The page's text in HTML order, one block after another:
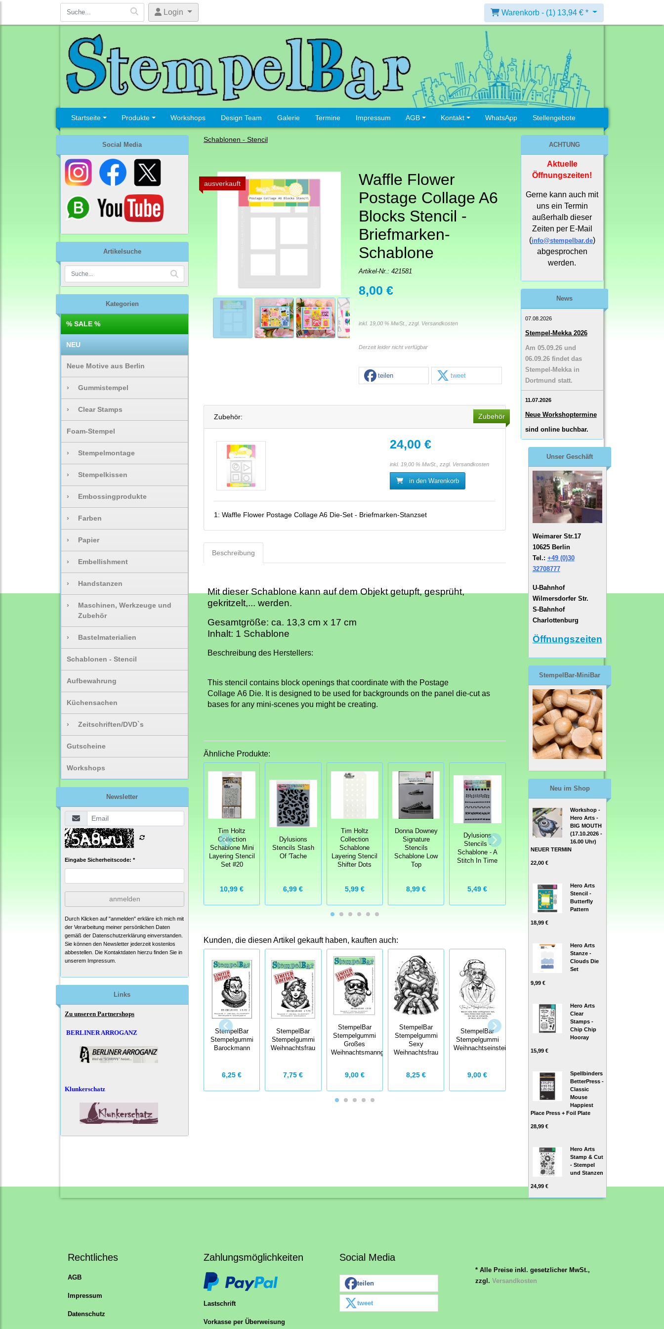
Login Warenkorb - (1) 13,94 € *
Startseite Produkte Workshops Design Team Galerie Termine Impressum AGB Kontakt WhatsApp Stellengebote
Social Media
Artikelsuche
Kategorien
% SALE %
NEU
Neue Motive aus Berlin
› Gummistempel
› Clear Stamps
Foam-Stempel
› Stempelmontage
› Stempelkissen
› Embossingprodukte
› Farben
› Papier
› Embellishment
› Handstanzen
›
Maschinen, Werkzeuge und
Zubehör
› Bastelmaterialien
Schablonen - Stencil
Aufbewahrung
Küchensachen
› Zeitschriften/DVD`s
Gutscheine
Workshops
Newsletter
Eingabe Sicherheitscode: *
anmelden
Durch Klicken auf "anmelden" erkläre ich mich mit
der Verarbeitung meiner persönlichen Daten
gemäß der Datenschutzerklärung einverstanden.
Sie können den Newsletter jederzeit kostenlos
abbestellen. Die Kontaktdaten hierzu finden Sie in
unserem Impressum.
Links
Zu unseren Partnershops
BERLINER ARROGANZ
Klunkerschatz
Schablonen - Stencil
ausverkauft
Waffle Flower
Postage Collage A6
Blocks Stencil -
Briefmarken-
Schablone
Artikel-Nr.: 421581
8,00 €
inkl. 19,00 % MwSt., zzgl. Versandkosten
Derzeit leider nicht verfügbar
teilen tweet
Zubehör: Zubehör
24,00 €
inkl. 19,00 % MwSt., zzgl. Versandkosten
in den Warenkorb
1: Waffle Flower Postage Collage A6 Die-Set - Briefmarken-Stanzset
Beschreibung
Mit dieser Schablone kann auf dem Objekt getupft, gesprüht,
gekritzelt,... werden.
Gesamtgröße: ca. 13,3 cm x 17 cm
Inhalt: 1 Schablone
Beschreibung des Herstellers:
This stencil contains block openings that coordinate with the Postage
Collage A6 Die. It is designed to be used for backgrounds on the panel die-cut as
bases for any mini-scenes you might be creating.
Ähnliche Produkte:
Tim Holtz
Collection
Schablone Mini
Layering Stencil
Set #20
10,99 €
Dylusions
Stencils Stash
Of 'Tache
6,99 €
Tim Holtz
Collection
Schablone
Layering Stencil
Shifter Dots
5,99 €
Donna Downey
Signature
Stencils
Schablone Low
Top
8,99 €
Dylusions
Stencils -
Schablone - A
Stitch In Time
5,49 €
Tim Holtz
Collection
Layering Stencil
Shifter
5,99 €
That Special
4,50 €
Kunden, die diesen Artikel gekauft haben, kauften auch:
StempelBar
Stempelgummi
Barockmann
6,25 €
StempelBar
Stempelgummi
Weihnachtsfrau
7,75 €
StempelBar
Stempelgummi
Großes
Weihnachtsmanngesicht
9,00 €
StempelBar
Stempelgummi
Sexy
Weihnachtsfrau
8,25 €
StempelBar
Stempelgummi
Weihnachtseinstein
9,00 €
StempelBar
Stempelgummi
Das schönste
Geschenk
6,00 €
Waffle Flower
Postage Collage
Rose Stencil -
Briefmarken-
18,00 €
ACHTUNG
Aktuelle
Öffnungszeiten!
Gerne kann auch mit
uns ein Termin
außerhalb dieser
Zeiten per E-Mail
(info@stempelbar.de)
abgesprochen
werden.
News
07.08.2026
Stempel-Mekka 2026
Am 05.09.26 und
06.09.26 findet das
Stempel-Mekka in
Dortmund statt.
11.07.2026
Neue Workshoptermine
sind online buchbar.
Unser Geschäft
Weimarer Str.17
10625 Berlin
Tel.: +49 (0)30
32708777
U-Bahnhof
Wilmersdorfer Str.
S-Bahnhof
Charlottenburg
Öffnungszeiten
StempelBar-MiniBar
Neu im Shop
Workshop -
Hero Arts -
BIG MOUTH
(17.10.2026 -
16.00 Uhr)
NEUER TERMIN
22,00 €
Hero Arts
Stencil -
Butterfly
Pattern
18,99 €
Hero Arts
Stanze -
Clouds Die
Set
9,99 €
Hero Arts
Clear
Stamps -
Chip Chip
Hooray
15,99 €
Spellbinders
BetterPress -
Classic
Mouse
Happiest
Place Press + Foil Plate
28,99 €
Hero Arts
Stamp & Cut
- Stempel
und Stanzen
24,99 €
Rechtliches
AGB
Impressum
Datenschutz
Zahlungsmöglichkeiten
Lastschrift
Vorkasse per Überweisung
Social Media
teilen
tweet
* Alle Preise inkl. gesetzlicher MwSt.,
zzgl. Versandkosten